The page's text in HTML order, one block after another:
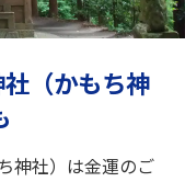
（かもち神
神社）は金運のご